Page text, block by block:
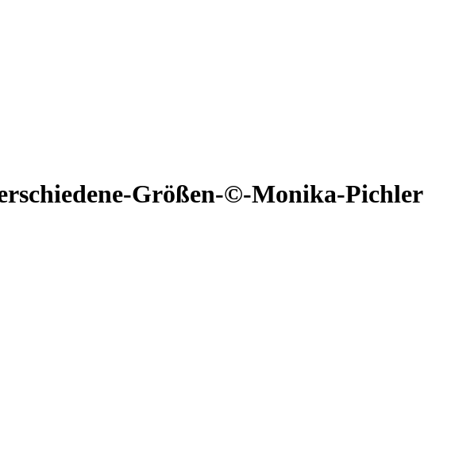
Größen-©-Monika-Pichler